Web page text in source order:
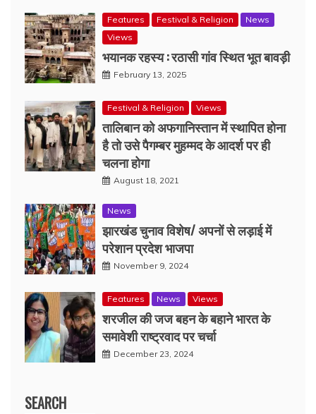
Features Festival & Religion
News
Views
भयानक रहस्य : रठासी गांव स्थित भूत बावड़ी
February 13, 2025
Festival & Religion Views
तालिबान को अफगानिस्तान में स्थापित होना
है तो उसे पैगम्बर मुहम्मद के आदर्श पर ही
चलना होगा
August 18, 2021
News
झारखंड चुनाव विशेष/ अपनों से लड़ाई में
परेशान प्रदेश भाजपा
November 9, 2024
Features News Views
शरजील की जज बहन के बहाने भारत के
समावेशी राष्ट्रवाद पर चर्चा
December 23, 2024
SEARCH